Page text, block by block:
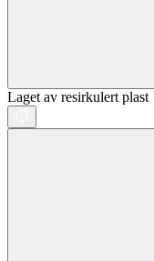
Laget av resirkulert plast